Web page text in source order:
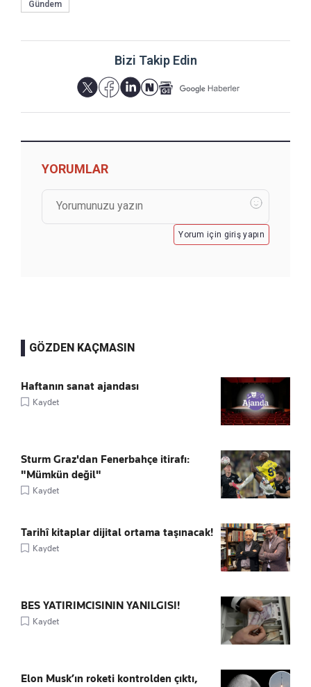
Gündem
Bizi Takip Edin
YORUMLAR
Yorum için giriş yapın
GÖZDEN KAÇMASIN
Haftanın sanat ajandası
Kaydet
Sturm Graz'dan Fenerbahçe itirafı:
"Mümkün değil"
Kaydet
Tarihî kitaplar dijital ortama taşınacak!
Kaydet
BES YATIRIMCISININ YANILGISI!
Kaydet
Elon Musk’ın roketi kontrolden çıktı,